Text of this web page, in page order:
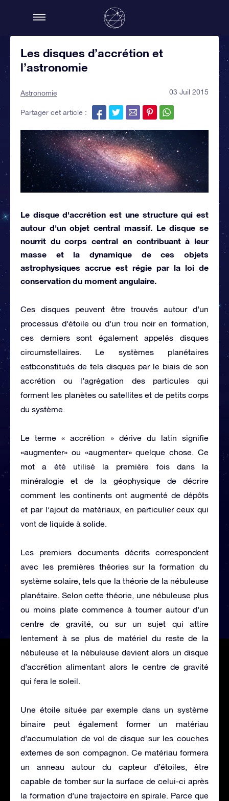
Les disques d’accrétion et
l’astronomie
Astronomie 03 Juil 2015
Partager cet article :
Le disque d'accrétion est une structure qui est
autour d'un objet central massif. Le disque se
nourrit du corps central en contribuant à leur
masse et la dynamique de ces objets
astrophysiques accrue est régie par la loi de
conservation du moment angulaire.
Ces disques peuvent être trouvés autour d’un
processus d’étoile ou d’un trou noir en formation,
ces derniers sont également appelés disques
circumstellaires. Le systèmes planétaires
estbconstitués de tels disques par le biais de son
accrétion ou l’agrégation des particules qui
forment les planètes ou satellites et de petits corps
du système.
Le terme « accrétion » dérive du latin signifie
«augmenter» ou «augmenter» quelque chose. Ce
mot a été utilisé la première fois dans la
minéralogie et de la géophysique de décrire
comment les continents ont augmenté de dépôts
et par l’ajout de matériaux, en particulier ceux qui
vont de liquide à solide.
Les premiers documents décrits correspondent
avec les premières théories sur la formation du
système solaire, tels que la théorie de la nébuleuse
planétaire. Selon cette théorie, une nébuleuse plus
ou moins plate commence à tourner autour d’un
centre de gravité, ou sur un sujet qui attire
lentement à se plus de matériel du reste de la
nébuleuse et la nébuleuse devient alors un disque
d’accrétion alimentant alors le centre de gravité
qui fera le soleil.
Une étoile située par exemple dans un système
binaire peut également former un matériau
d’accumulation de vol de disque sur les couches
externes de son compagnon. Ce matériau formera
un anneau autour du capteur d’étoiles, être
capable de tomber sur la surface de celui-ci après
la formation d’une trajectoire en spirale. Parce que